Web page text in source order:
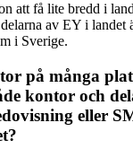
att få lite bredd i
av EY i landet
i Sverige.
på många
kontor och
eller